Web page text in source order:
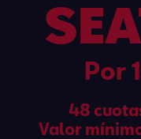
Por
48
Valor